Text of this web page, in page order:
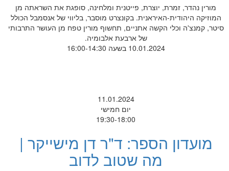
מורין נהדר, זמרת, יוצרת, פייטנית ומלחינה, סופגת את השראתה מן
המוזיקה היהודית-האיראנית. בקונצרט מוסבר, בליווי של אנסמבל הכולל
סיטר, קמנצ'ה וכלי הקשה אתניים, תחשוף מורין טפח מן העושר התרבותי
של ארבעת אלבומיה.
10.01.2024 בשעה 16:00-14:30
11.01.2024
יום חמישי
19:30-18:00
מועדון הספר: ד"ר דן מישייקר |
מה שטוב לדוב